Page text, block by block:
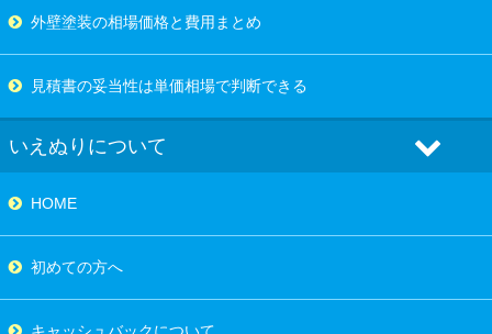
外壁塗装の相場価格と費用まとめ
見積書の妥当性は単価相場で判断できる
いえぬりについて
HOME
初めての方へ